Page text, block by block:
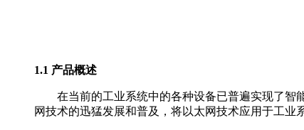
1.1 产品概述
在当前的工业系统中的各种设备已普遍实现了智能
网技术的迅猛发展和普及，将以太网技术应用于工业